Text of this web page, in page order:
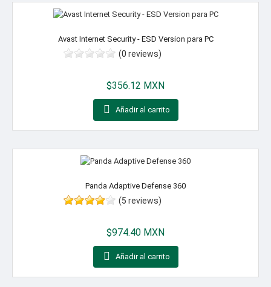
Avast Internet Security - ESD Version para PC
(0 reviews)
$356.12 MXN
 Añadir al carrito
Panda Adaptive Defense 360
(5 reviews)
$974.40 MXN
 Añadir al carrito